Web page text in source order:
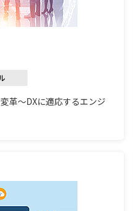
革〜DXに適応するエンジ